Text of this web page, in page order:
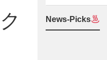
News-Picks